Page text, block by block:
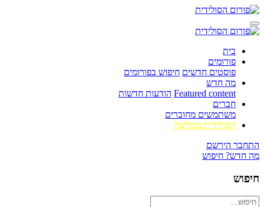
בית
פורומים
פוסטים חדשים חיפוש בפורומים
מה חדש
Featured content הודעות חדשות
חברים
משתמשים מחוברים
הסולידית ממליצה
התחבר הירשם
מה חדש? חיפוש
חיפוש